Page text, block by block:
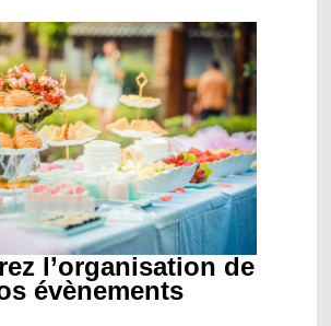
l’organisation de
évènements